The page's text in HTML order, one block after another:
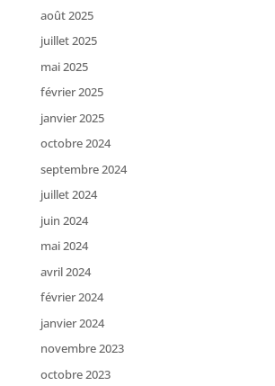
août 2025
juillet 2025
mai 2025
février 2025
janvier 2025
octobre 2024
septembre 2024
juillet 2024
juin 2024
mai 2024
avril 2024
février 2024
janvier 2024
novembre 2023
octobre 2023